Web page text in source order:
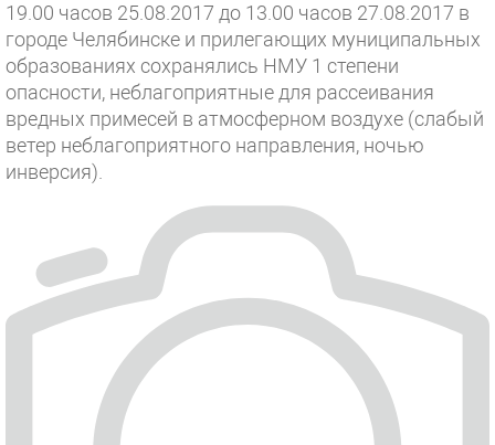
19.00 часов 25.08.2017 до 13.00 часов 27.08.2017 в
городе Челябинске и прилегающих муниципальных
образованиях сохранялись НМУ 1 степени
опасности, неблагоприятные для рассеивания
вредных примесей в атмосферном воздухе (слабый
ветер неблагоприятного направления, ночью
инверсия).